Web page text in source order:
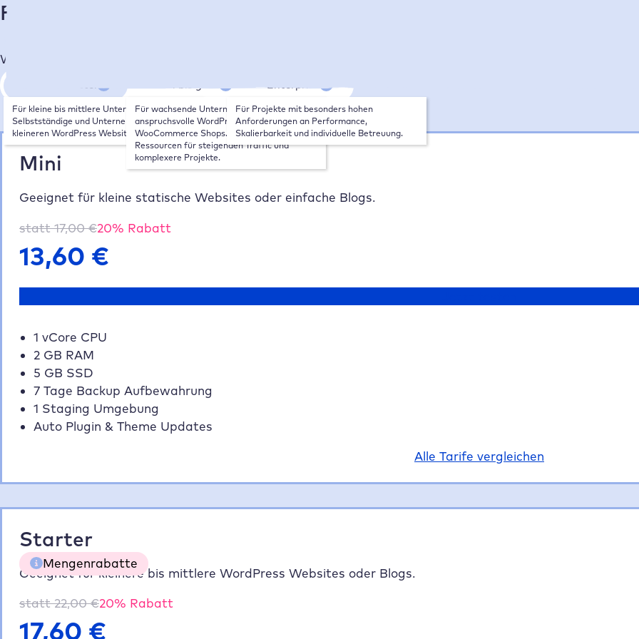
Finde deinen passenden Hostingtarif
Wähle die Größe deiner Website/deines Shops:
Klein bis mittel
Für kleine bis mittlere Unternehmen,
Selbstständige und Unternehmen mit
kleineren WordPress Websites.
Mittel bis groß
Für wachsende Unternehmen,
anspruchsvolle WordPress Websites und
WooCommerce Shops. Mehr Leistung und
Ressourcen für steigenden Traffic und
komplexere Projekte.
Enterprise
Für Projekte mit besonders hohen
Anforderungen an Performance,
Skalierbarkeit und individuelle Betreuung.
Mini
Geeignet für kleine statische Websites oder einfache Blogs.
statt17,00€20% Rabatt
13,60 €
1 vCore CPU
2 GB RAM
5 GB SSD
7 Tage Backup Aufbewahrung
1 Staging Umgebung
Auto Plugin & Theme Updates
Alle Tarife vergleichen
Starter
Mengenrabatte
5 Websites20% gespart
10 Websites
Geeignet für kleinere bis mittlere WordPress Websites oder Blogs.
statt22,00€20% Rabatt
17,60 €